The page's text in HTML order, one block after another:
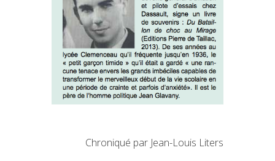
Chroniqué par Jean-Louis Liters